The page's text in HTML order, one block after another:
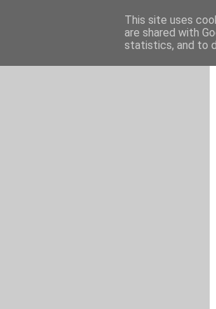
This site uses
are shared with
statistics, and to